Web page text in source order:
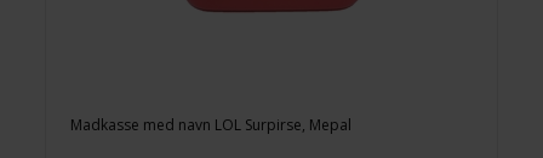
Madkasse med navn LOL Surpirse, Mepal